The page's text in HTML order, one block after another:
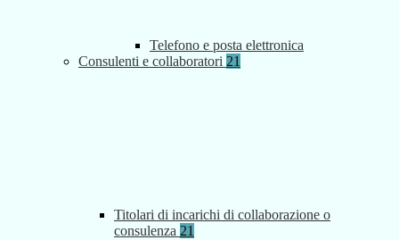
Telefono e posta elettronica
Consulenti e collaboratori 21
Titolari di incarichi di collaborazione o
consulenza 21